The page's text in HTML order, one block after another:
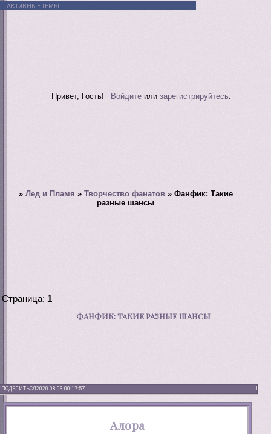
АКТИВНЫЕ ТЕМЫ
Привет, Гость! Войдитеили зарегистрируйтесь.
» Лед и Пламя » Творчество фанатов » Фанфик: Такие
разные шансы
ФАНФИК: ТАКИЕ РАЗНЫЕ ШАНСЫ
Страница: 1
ПОДЕЛИТЬСЯ 1
2020-08-03 00:17:57
Алора